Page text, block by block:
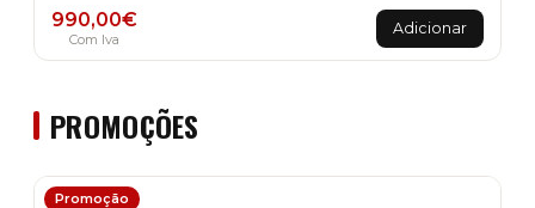
990,00€
Com Iva
Adicionar
PROMOÇÕES
Promoção